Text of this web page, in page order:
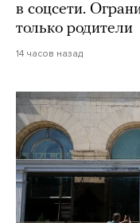
в соцсети.
только родители
14 часов назад